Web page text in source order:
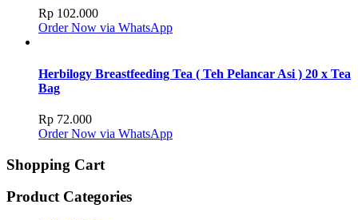
Rp 102.000
Order Now via WhatsApp
Herbilogy Breastfeeding Tea ( Teh Pelancar Asi ) 20 x Tea
Bag
Rp 72.000
Order Now via WhatsApp
Shopping Cart
Product Categories